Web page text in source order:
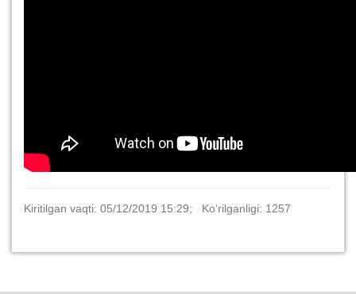
Kiritilgan vaqti: 05/12/2019 15:29; Ko‘rilganligi: 1257